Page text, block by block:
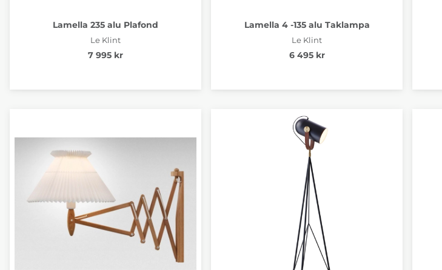
Lamella 235 alu Plafond
Le Klint
7 995 kr
Lamella 4 -135 alu Taklampa
Le Klint
6 495 kr